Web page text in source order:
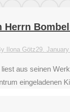
Herrn
Ilona Götz29.
aus seinen
eingeladenen